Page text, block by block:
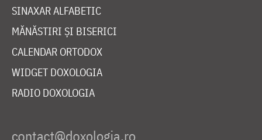
SINAXAR ALFABETIC
MĂNĂSTIRI ȘI BISERICI
CALENDAR ORTODOX
WIDGET DOXOLOGIA
RADIO DOXOLOGIA